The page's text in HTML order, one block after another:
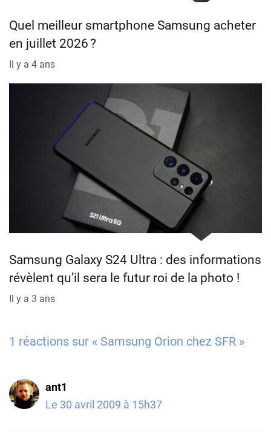
Quel meilleur smartphone Samsung acheter
en juillet 2026 ?
Il y a 4 ans
Samsung Galaxy S24 Ultra : des informations
révèlent qu’il sera le futur roi de la photo !
Il y a 3 ans
1 réactions sur « Samsung Orion chez SFR »
ant1
Le 30 avril 2009 à 15h37